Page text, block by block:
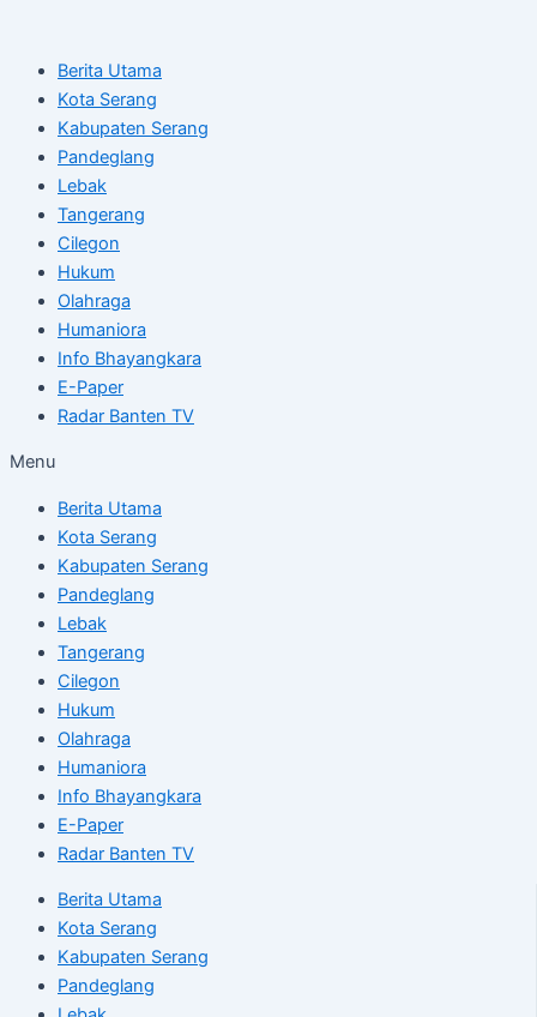
contentBerita Utama
Kota Serang
Kabupaten Serang
Pandeglang
Lebak
Tangerang
Cilegon
Hukum
Olahraga
Humaniora
Info Bhayangkara
E-Paper
Radar Banten TV
Menu
Berita Utama
Kota Serang
Kabupaten Serang
Pandeglang
Lebak
Tangerang
Cilegon
Hukum
Olahraga
Humaniora
Info Bhayangkara
E-Paper
Radar Banten TV
Berita Utama
Kota Serang
Kabupaten Serang
Pandeglang